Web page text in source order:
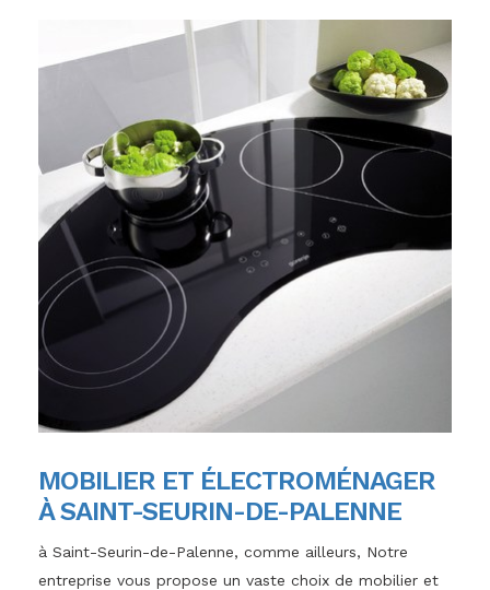
MOBILIER ET ÉLECTROMÉNAGER
À SAINT-SEURIN-DE-PALENNE
à Saint-Seurin-de-Palenne, comme ailleurs, Notre
entreprise vous propose un vaste choix de mobilier et